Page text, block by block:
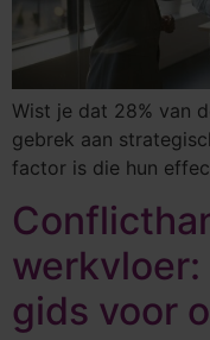
Wist je dat 28% van
gebrek aan
factor is die hun
gids voor